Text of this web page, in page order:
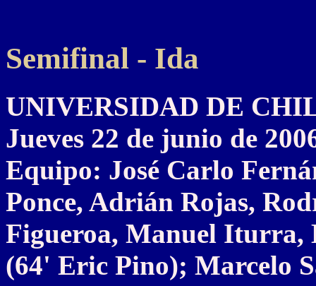
Semifinal - Ida
UNIVERSIDAD DE
Jueves 22 de junio de
Equipo: José Carlo
Ponce, Adrián Rojas,
Figueroa, Manuel Iturra,
(64' Eric Pino); Marcelo